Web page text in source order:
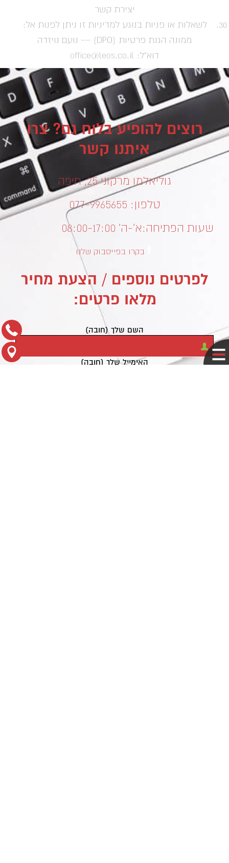
יצירת קשר
לשאלות או פניות בנוגע למדיניות זו ניתן לפנות אל:
ממונה הגנת פרטיות (DPO) –- נועם נויזדה
דוא"ל: office@leos.co.il
רוצים להופיע בלוח גם? צרו
איתנו קשר
גוליאלמו מרקוני 25, חיפה
טלפון: 077-9965655
שעות הפתיחה:א’-ה’ 08:00-17:00
בקרו בפייסבוק שלנו
לפרטים נוספים / הצעת מחיר
מלאו פרטים:
השם שלך (חובה)
האימייל שלך (חובה)